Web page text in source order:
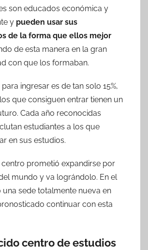
son educados económica y
y pueden usar sus
de la forma que ellos mejor
de esta manera en la gran
con que los formaban.
ingresar es de tan solo 15%,
que consiguen entrar tienen un
Cada año reconocidas
estudiantes a los que
en sus estudios.
prometió expandirse por
mundo y va lográndolo. En el
una sede totalmente nueva en
continuar con esta
centro de estudios